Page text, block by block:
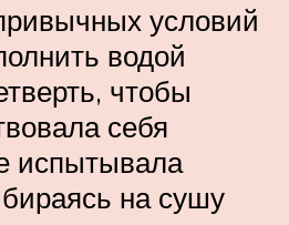
условий
водой
чтобы
себя
испытывала
на сушу